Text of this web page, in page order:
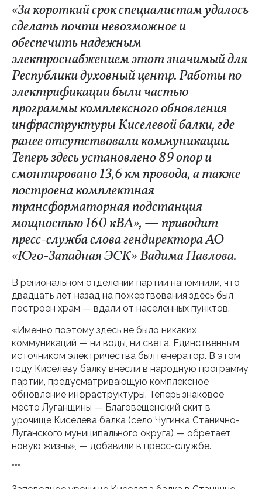
«За короткий срок специалистам удалось
сделать почти невозможное и
обеспечить надежным
электроснабжением этот значимый для
Республики духовный центр. Работы по
электрификации были частью
программы комплексного обновления
инфраструктуры Киселевой балки, где
ранее отсутствовали коммуникации.
Теперь здесь установлено 89 опор и
смонтировано 13,6 км провода, а также
построена комплектная
трансформаторная подстанция
мощностью 160 кВА», — приводит
пресс-служба слова гендиректора АО
«Юго-Западная ЭСК» Вадима Павлова.
В региональном отделении партии напомнили, что
двадцать лет назад на пожертвования здесь был
построен храм — вдали от населенных пунктов.
«Именно поэтому здесь не было никаких
коммуникаций — ни воды, ни света. Единственным
источником электричества был генератор. В этом
году Киселеву балку внесли в народную программу
партии, предусматривающую комплексное
обновление инфраструктуры. Теперь знаковое
место Луганщины — Благовещенский скит в
урочище Киселева балка (село Чугинка Станично-
Луганского муниципального округа) — обретает
новую жизнь», — добавили в пресс-службе.
***